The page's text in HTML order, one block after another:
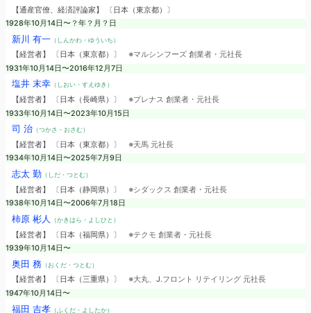
【通産官僚、経済評論家】 〔日本（東京都）〕
1928年10月14日〜？年？月？日
新川 有一（しんかわ・ゆういち）
【経営者】 〔日本（東京都）〕 ※マルシンフーズ 創業者・元社長
1931年10月14日〜2016年12月7日
塩井 末幸（しおい・すえゆき）
【経営者】 〔日本（長崎県）〕 ※プレナス 創業者・元社長
1933年10月14日〜2023年10月15日
司 治（つかさ・おさむ）
【経営者】 〔日本（東京都）〕 ※天馬 元社長
1934年10月14日〜2025年7月9日
志太 勤 （しだ・つとむ）
【経営者】 〔日本（静岡県）〕 ※シダックス 創業者・元社長
1938年10月14日〜2006年7月18日
柿原 彬人 （かきはら・よしひと）
【経営者】 〔日本（福岡県）〕 ※テクモ 創業者・元社長
1939年10月14日〜
奥田 務（おくだ・つとむ）
【経営者】 〔日本（三重県）〕 ※大丸、J.フロント リテイリング 元社長
1947年10月14日〜
福田 吉孝（ふくだ・よしたか）